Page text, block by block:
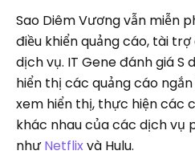
Sao Diêm Vương vẫn miễn
điều khiển quảng cáo, tài
dịch vụ. IT Gene đánh giá S
hiển thị các quảng cáo
xem hiển thị, thực hiện các
khác nhau của các dịch vụ
nhưNetflixvà Hulu.